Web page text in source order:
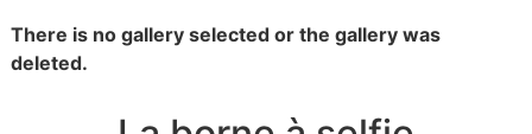
There is no gallery selected or the gallery was
deleted.